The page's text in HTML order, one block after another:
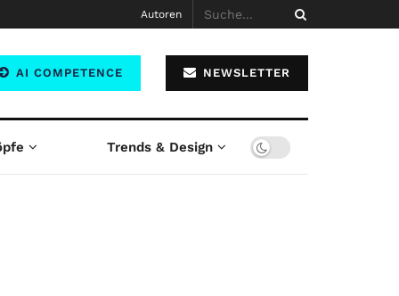
Autoren
AI COMPETENCE NEWSLETTER
Trends & Design